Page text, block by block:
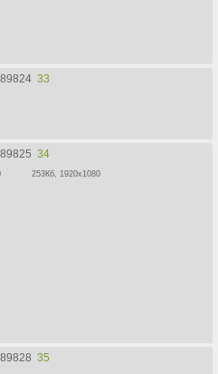
33
34
253Кб, 1920x1080
35